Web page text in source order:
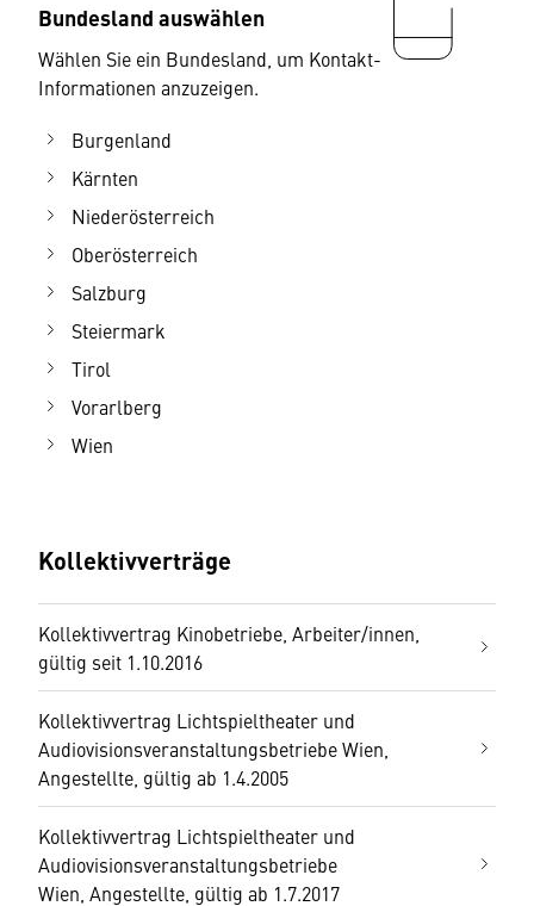
Bundesland auswählen
Wählen Sie ein Bundesland, um Kontakt-
Informationen anzuzeigen.
Burgenland
Kärnten
Niederösterreich
Oberösterreich
Salzburg
Steiermark
Tirol
Vorarlberg
Wien
Kollektivverträge
Kollektivvertrag Kinobetriebe, Arbeiter/innen,
gültig seit 1.10.2016
Kollektivvertrag Lichtspieltheater und
Audiovisionsveranstaltungsbetriebe Wien,
Angestellte, gültig ab 1.4.2005
Kollektivvertrag Lichtspieltheater und
Audiovisionsveranstaltungsbetriebe
Wien, Angestellte, gültig ab 1.7.2017